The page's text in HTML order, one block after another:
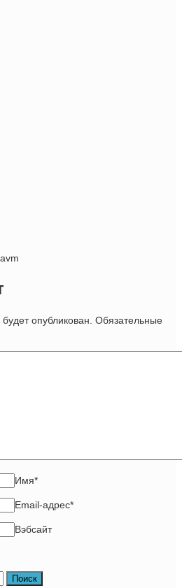
опубликован. Обязательные
Имя*
Email-адрес*
Вэбсайт
Поиск